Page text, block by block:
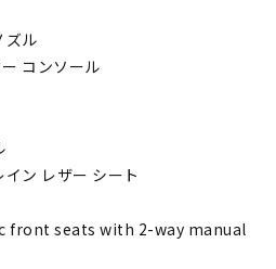
ズル
コンソール
ン レザー シート
front seats with 2-way manual